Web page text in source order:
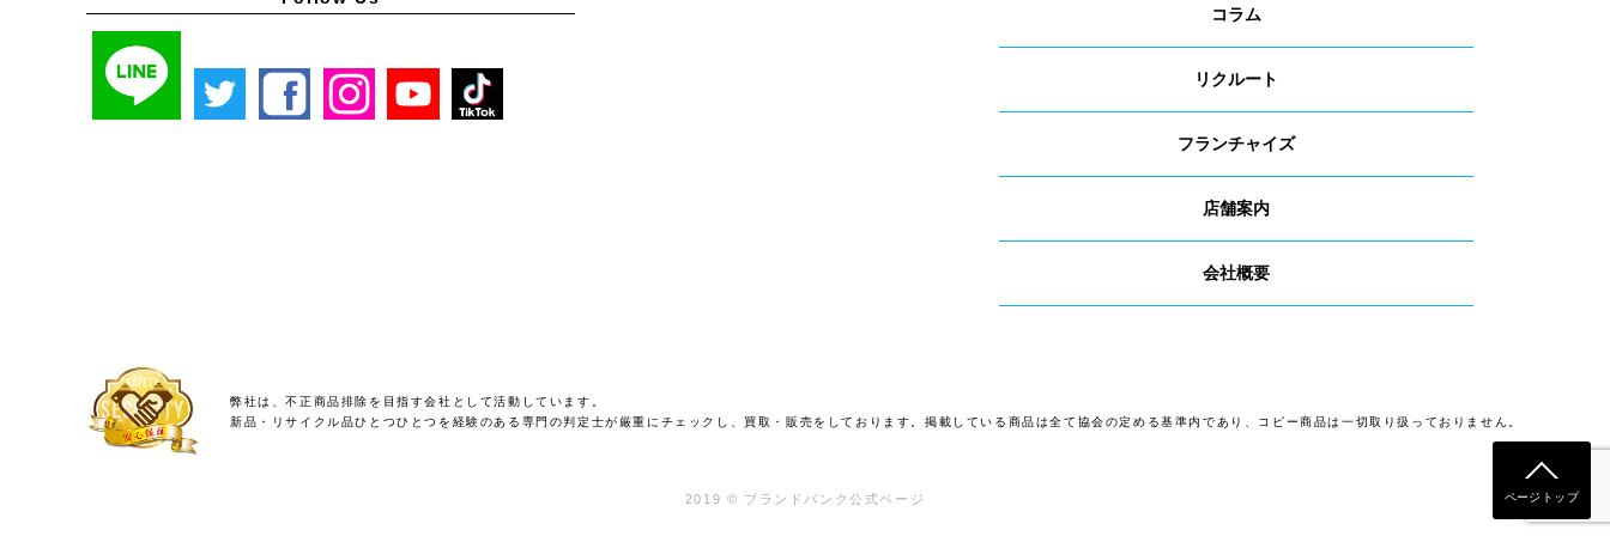
コラム
リクルート
フランチャイズ
店舗案内
会社概要
弊社は、不正商品排除を目指す会社として活動しています。
新品・リサイクル品ひとつひとつを経験のある専門の判定士が厳重にチェックし、買取・販売をしております。掲載している商品は全て協会の定める基準内であり、コピー商品は一切取り扱っておりません。
2019 © ブランドバンク公式ページ ページトップ